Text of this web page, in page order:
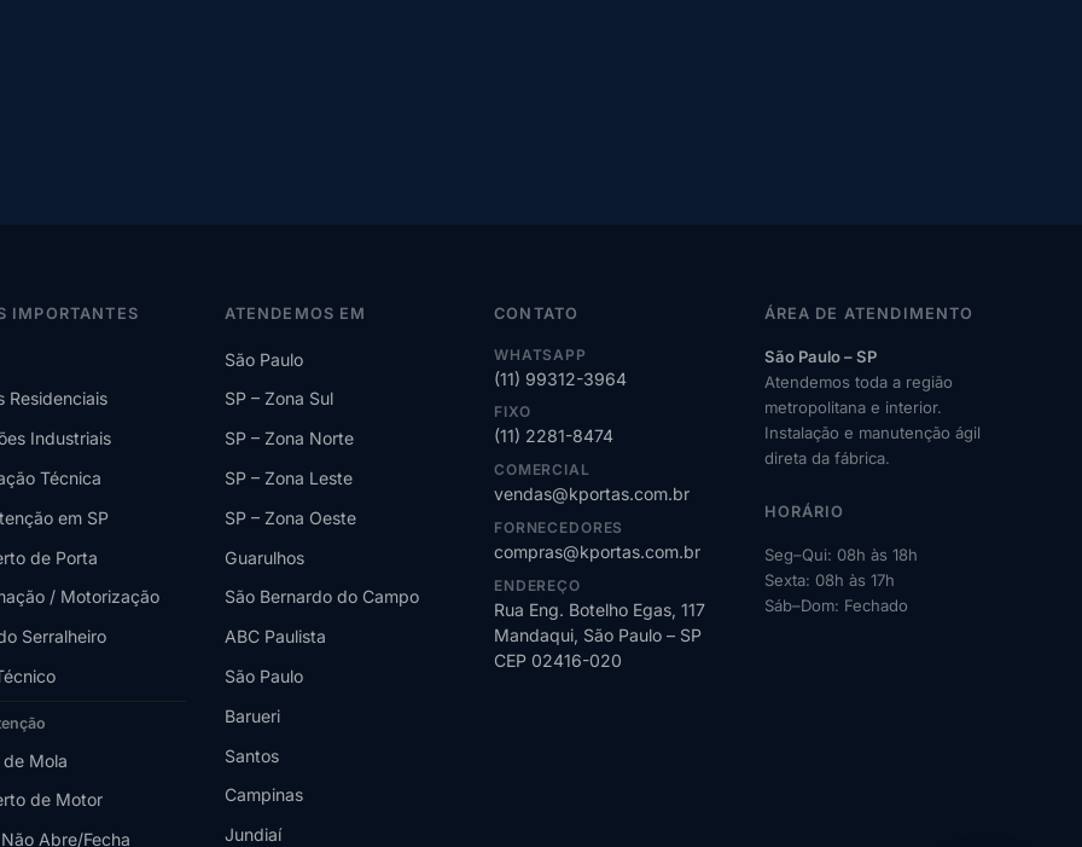
IMPORTANTES
Residenciais
Industriais
Técnica
em SP
de Porta
/ Motorização
Serralheiro
Mola
de Motor
Abre/Fecha
ATENDEMOS EM
São Paulo
SP – Zona Sul
SP – Zona Norte
SP – Zona Leste
SP – Zona Oeste
Guarulhos
São Bernardo do Campo
ABC Paulista
São Paulo
Barueri
Santos
Campinas
Jundiaí
CONTATO
WHATSAPP
(11) 99312-3964
FIXO
(11) 2281-8474
COMERCIAL
vendas@kportas.com.br
FORNECEDORES
compras@kportas.com.br
ENDEREÇO
Rua Eng. Botelho Egas, 117
Mandaqui, São Paulo – SP
CEP 02416-020
ÁREA DE ATENDIMENTO
São Paulo – SP
Atendemos toda a região
metropolitana e interior.
Instalação e manutenção ágil
direta da fábrica.
HORÁRIO
Seg–Qui: 08h às 18h
Sexta: 08h às 17h
Sáb–Dom: Fechado